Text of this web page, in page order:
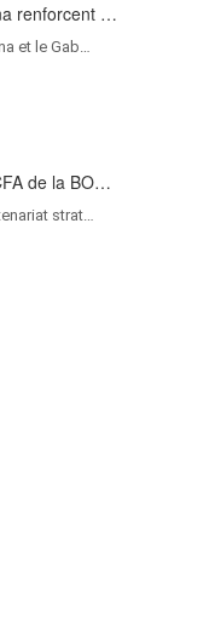
renforcent …
et le Gab…
de la BO…
strat…